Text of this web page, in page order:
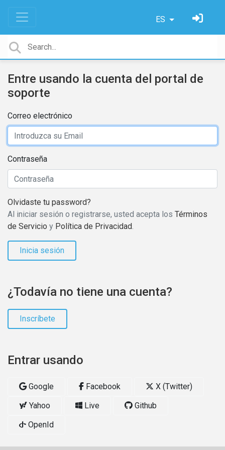
ES
Entre usando la cuenta del portal de
soporte
Correo electrónico
Contraseña
Olvidaste tu password?
Al iniciar sesión o registrarse, usted acepta los Términos
de Servicio y Política de Privacidad.
Inicia sesión
¿Todavía no tiene una cuenta?
Inscríbete
Entrar usando
Google Facebook
X (Twitter)
Yahoo
Live
Github
OpenId